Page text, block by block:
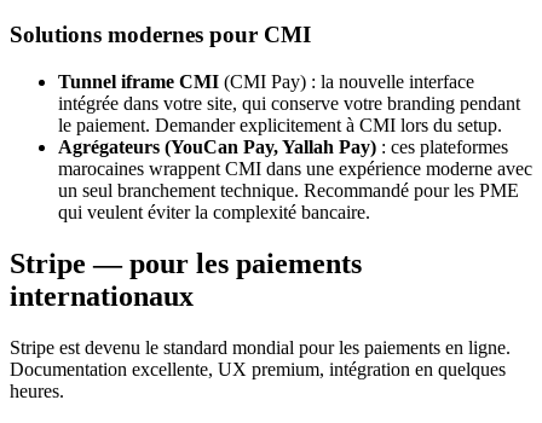
Solutions modernes pour CMI
Tunnel iframe CMI (CMI Pay) : la nouvelle interface
intégrée dans votre site, qui conserve votre branding pendant
le paiement. Demander explicitement à CMI lors du setup.
Agrégateurs (YouCan Pay, Yallah Pay) : ces plateformes
marocaines wrappent CMI dans une expérience moderne avec
un seul branchement technique. Recommandé pour les PME
qui veulent éviter la complexité bancaire.
Stripe — pour les paiements
internationaux
Stripe est devenu le standard mondial pour les paiements en ligne.
Documentation excellente, UX premium, intégration en quelques
heures.